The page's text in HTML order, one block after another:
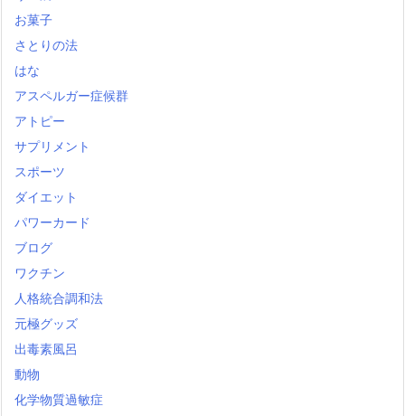
お菓子
さとりの法
はな
アスペルガー症候群
アトピー
サプリメント
スポーツ
ダイエット
パワーカード
ブログ
ワクチン
人格統合調和法
元極グッズ
出毒素風呂
動物
化学物質過敏症